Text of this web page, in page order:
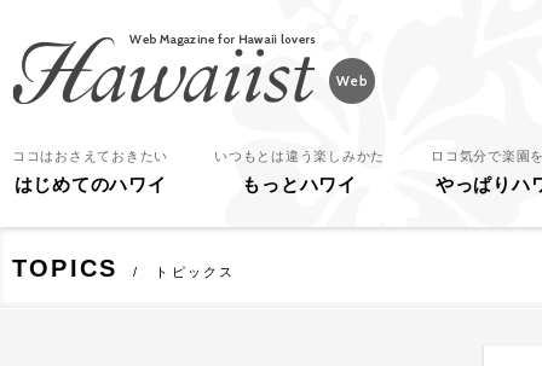
ココはおさえておきたい
はじめてのハワイ
いつもとは違う楽しみかた
もっとハワイ
ロコ気分で楽園
やっぱりハ
TOPICS トピックス